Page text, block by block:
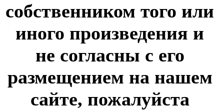
собственником того или
иного произведения и
не согласны с его
размещением на нашем
сайте, пожалуйста